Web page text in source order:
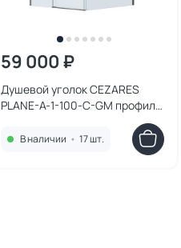
59 000 ₽
Душевой уголок CEZARES
PLANE-A-1-100-C-GM профиль
прозрачное
В наличии • 17 шт.